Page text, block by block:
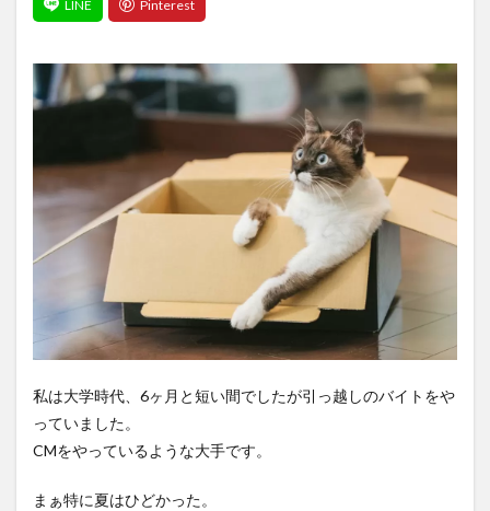
私は大学時代、6ヶ月と短い間でしたが引っ越しのバイトをや
っていました。
CMをやっているような大手です。
まぁ特に夏はひどかった。